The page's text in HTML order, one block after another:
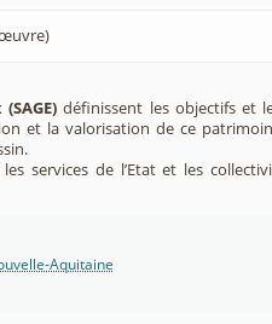
définissent les objectifs et
et la valorisation de ce
services de l’Etat et les
Aquitaine